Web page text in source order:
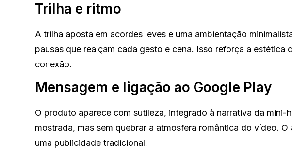
Trilha e ritmo
A trilha aposta em acordes leves e uma ambientação
pausas que realçam cada gesto e cena. Isso reforça a estética
conexão.
Mensagem e ligação ao Google Play
O produto aparece com sutileza, integrado à narrativa da mini-
mostrada, mas sem quebrar a atmosfera romântica do vídeo.
uma publicidade tradicional.